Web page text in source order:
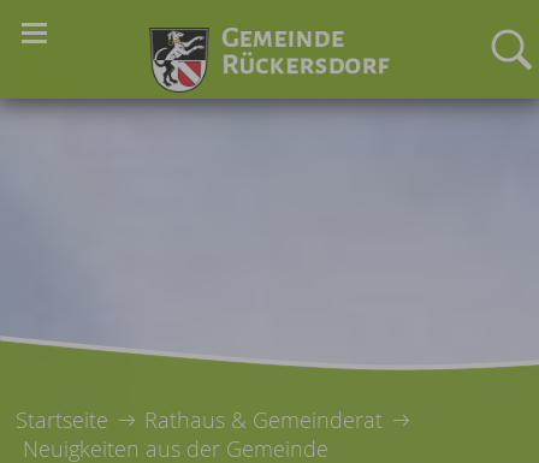
Startseite
Rathaus & Gemeinderat
Neuigkeiten aus der Gemeinde